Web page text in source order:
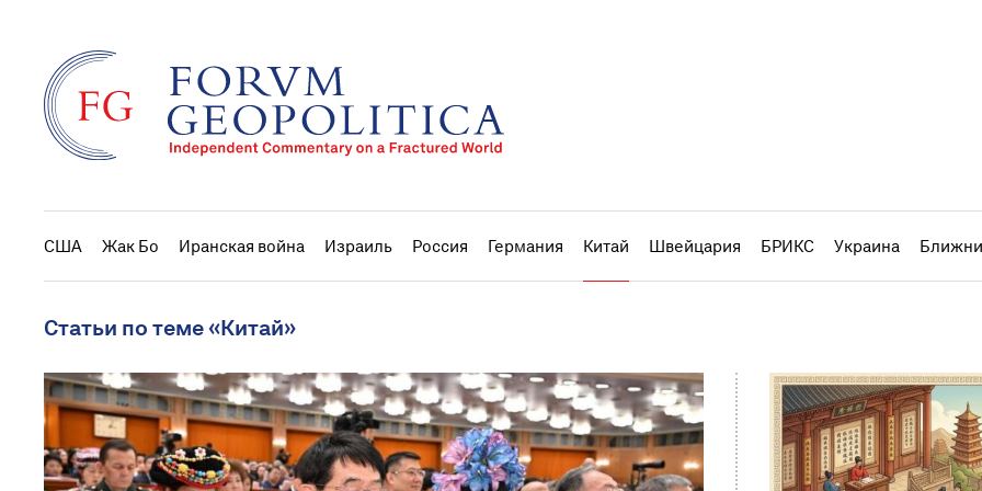
США Жак Бо Иранская война Израиль Россия Германия Китай Швейцария БРИКС Украина
Статьи по теме «Китай»